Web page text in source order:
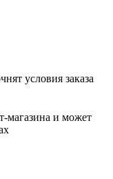
условия заказа
магазина и может